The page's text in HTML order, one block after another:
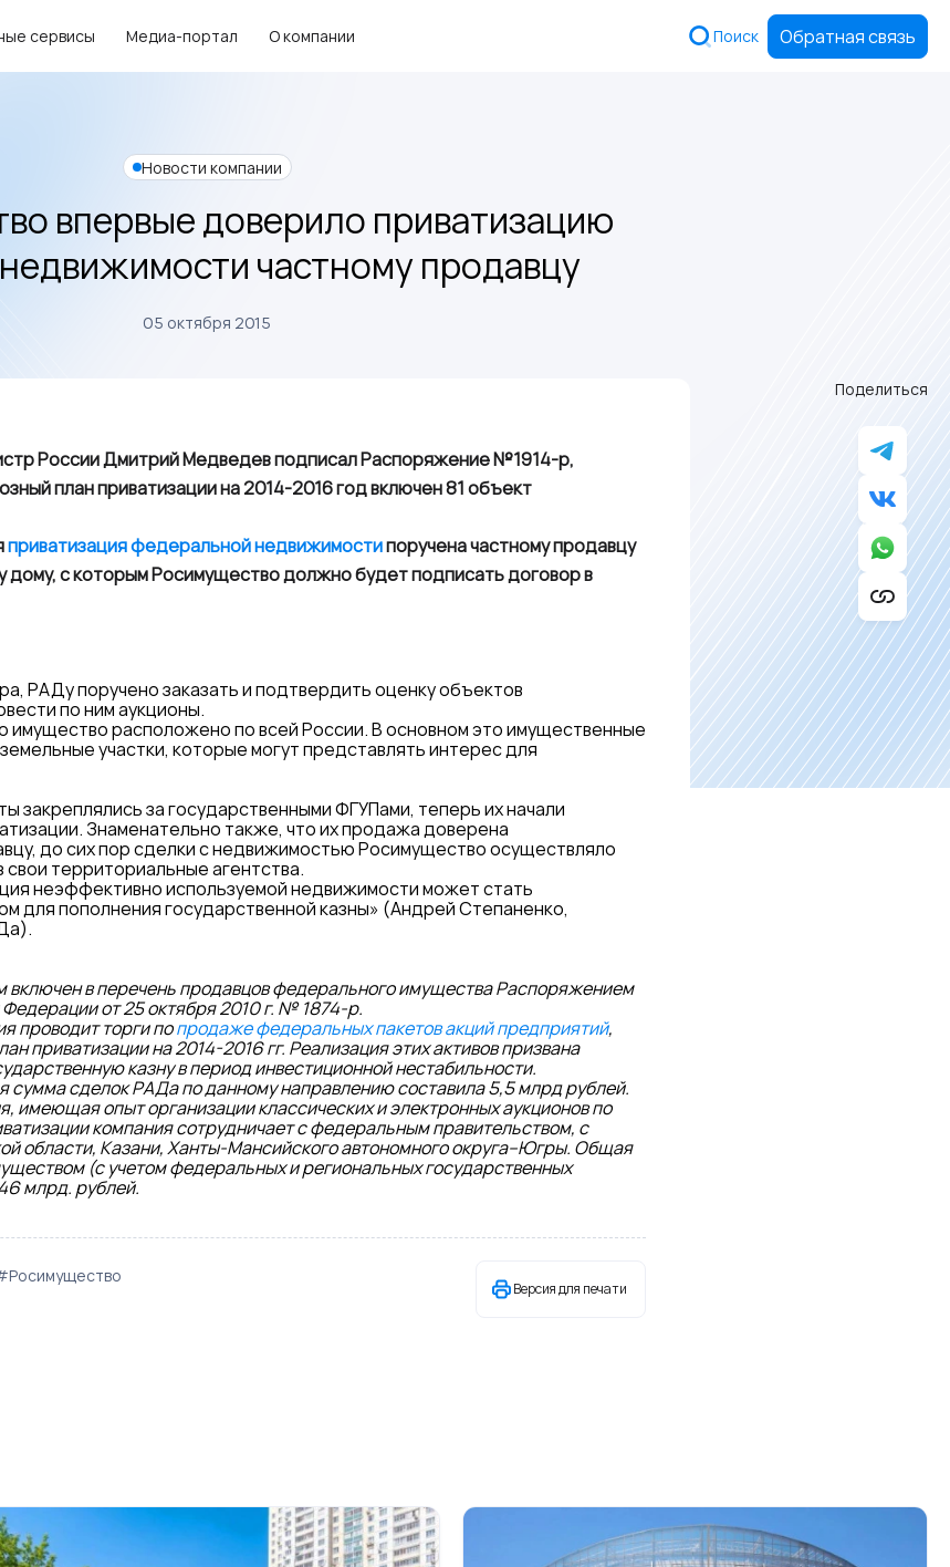
сервисы Медиа-портал О компании Поиск Обратная связь
Новости компании
впервые доверило приватизацию
частному продавцу
05 октября 2015
России Дмитрий Медведев подписал Распоряжение №1914-р,
план приватизации на 2014-2016 год включен 81 объект
приватизация федеральной недвижимостипоручена частному продавцу
дому, с которым Росимущество должно будет подписать договор в
РАДу поручено заказать и подтвердить оценку объектов
по ним аукционы.
имущество расположено по всей России. В основном это имущественные
участки, которые могут представлять интерес для
закреплялись за государственными ФГУПами, теперь их начали
Знаменательно также, что их продажа доверена
до сих пор сделки с недвижимостью Росимущество осуществляло
территориальные агентства.
неэффективно используемой недвижимости может стать
для пополнения государственной казны» (Андрей Степаненко,
включен в перечень продавцов федерального имущества Распоряжением
от 25 октября 2010 г. № 1874-р.
проводит торги попродаже федеральных пакетов акций предприятий,
приватизации на 2014-2016 гг. Реализация этих активов призвана
казну в период инвестиционной нестабильности.
сумма сделок РАДа по данному направлению составила 5,5 млрд рублей.
имеющая опыт организации классических и электронных аукционов по
компания сотрудничает с федеральным правительством, с
области, Казани, Ханты-Мансийского автономного округа–Югры. Общая
(с учетом федеральных и региональных государственных
млрд. рублей.
Версия для печати
Поделиться